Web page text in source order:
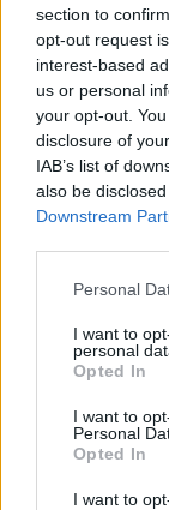
section to
opt-out request
interest-based
us or personal
your opt-out.
disclosure of
IAB’s list of
also be
Downstream
Please note
not limited to
grant or deny
use your data
consent section.
Personal
I want to
personal
Opted In
I want to
Personal
Opted In
I want to
4. Wynn
Κόστος: 4,2